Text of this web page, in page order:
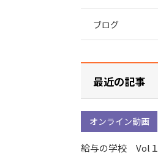
ブログ
最近の記事
オンライン動画
給与の学校 Vol１